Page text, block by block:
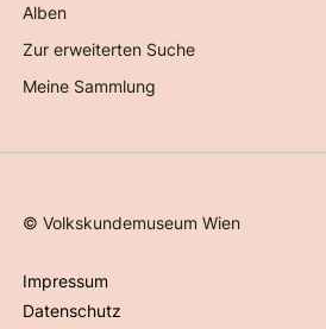
Alben
Zur erweiterten Suche
Meine Sammlung
©Volkskundemuseum Wien
Impressum
Datenschutz